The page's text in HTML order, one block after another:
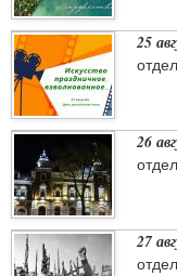
25
26
27